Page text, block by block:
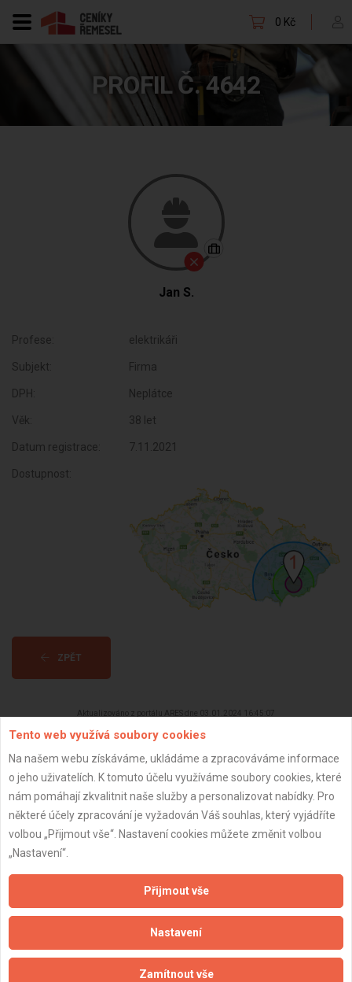
0 Kč
PROFIL Č. 4642
Jan S.
Profese: elektrikáři
Subjekt: Firma
DPH: Neplátce
Věk: 38 let
Datum registrace: 7.11.2021
Dostupnost:
ZPĚT
Aktualizováno z portálu ARES dne 03.01.2024 16:45:07
Důležité informace
Naše firmy a řemeslníci
Zásady pro používání souborů cookie
Obchodní podmínky (zprostředkování)
Obchodní podmínky (rozpočtování)
Reference
Naše excelové tabulky online
Tento web využívá soubory cookies
Na našem webu získáváme, ukládáme a zpracováváme informace
o jeho uživatelích. K tomuto účelu využíváme soubory cookies, které
nám pomáhají zkvalitnit naše služby a personalizovat nabídky. Pro
některé účely zpracování je vyžadován Váš souhlas, který vyjádříte
volbou „Přijmout vše“. Nastavení cookies můžete změnit volbou
„Nastavení“.
Přijmout vše
Nastavení
Zamítnout vše